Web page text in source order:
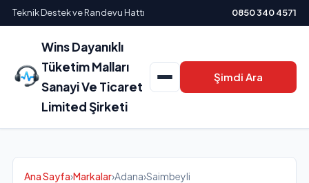
Teknik Destek ve Randevu Hattı 0850 340 4571
Wins Dayanıklı
Tüketim Malları
Sanayi Ve Ticaret
Limited Şirketi
Şimdi Ara
Ana Sayfa›Markalar›Adana›Saimbeyli